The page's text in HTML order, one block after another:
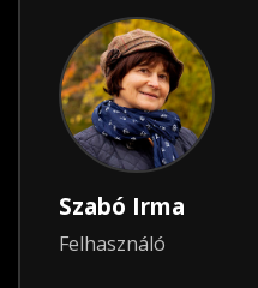
Szabó Irma
Felhasználó